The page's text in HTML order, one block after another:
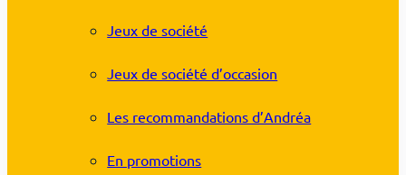
Jeux de société
Jeux de société d’occasion
Les recommandations d’Andréa
En promotions